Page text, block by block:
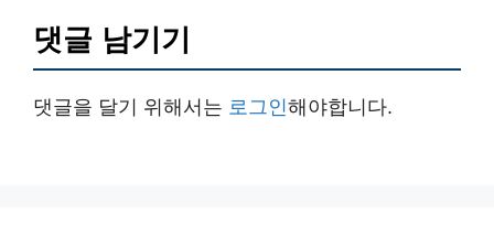
댓글 남기기
댓글을 달기 위해서는 로그인해야합니다.